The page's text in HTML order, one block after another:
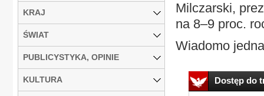
Milczarski,
na 8–9 proc.
Wiadomo
Dostęp do
KRAJ
ŚWIAT
PUBLICYSTYKA, OPINIE
KULTURA